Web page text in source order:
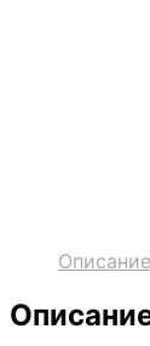
Описание